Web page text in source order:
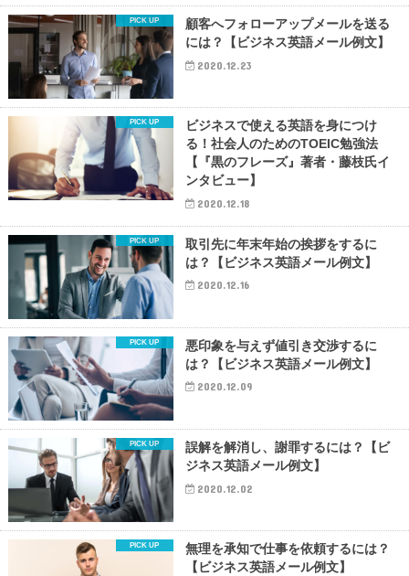
顧客へフォローアップメールを送る
には？【ビジネス英語メール例文】
2020.12.23
ビジネスで使える英語を身につけ
る！社会人のためのTOEIC勉強法
【『黒のフレーズ』著者・藤枝氏イ
ンタビュー】
2020.12.18
取引先に年末年始の挨拶をするに
は？【ビジネス英語メール例文】
2020.12.16
悪印象を与えず値引き交渉するに
は？【ビジネス英語メール例文】
2020.12.09
誤解を解消し、謝罪するには？【ビ
ジネス英語メール例文】
2020.12.02
無理を承知で仕事を依頼するには？
【ビジネス英語メール例文】